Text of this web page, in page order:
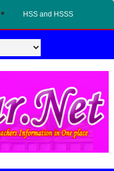
HSS and HSSS